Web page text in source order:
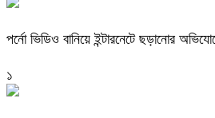
পর্নো ভিডিও বানিয়ে ইন্টারনেটে ছড়ানোর
১